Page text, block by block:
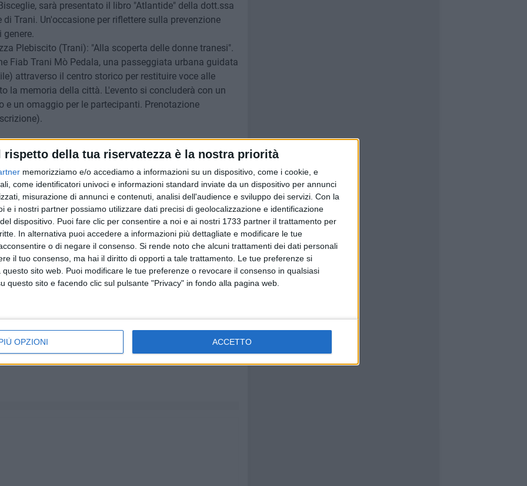
rispetto della tua riservatezza è la nostra priorità
memorizziamo e/o accediamo a informazioni su un dispositivo, come i cookie, e
come identificatori univoci e informazioni standard inviate da un dispositivo per annunci
misurazione di annunci e contenuti, analisi dell'audience e sviluppo dei servizi. Con la
e i nostri partner possiamo utilizzare dati precisi di geolocalizzazione e identificazione
dispositivo. Puoi fare clic per consentire a noi e ai nostri 1733 partner il trattamento per
In alternativa puoi accedere a informazioni più dettagliate e modificare le tue
o di negare il consenso. Si rende noto che alcuni trattamenti dei dati personali
il tuo consenso, ma hai il diritto di opporti a tale trattamento. Le tue preferenze si
sito web. Puoi modificare le tue preferenze o revocare il consenso in qualsiasi
questo sito e facendo clic sul pulsante "Privacy" in fondo alla pagina web.
OPZIONI ACCETTO
sarà presentato il libro "Atlantide" della dott.ssa
di Trani. Un'occasione per riflettere sulla prevenzione
Plebiscito (Trani): "Alla scoperta delle donne tranesi".
Fiab Trani Mò Pedala, una passeggiata urbana guidata
attraverso il centro storico per restituire voce alle
la memoria della città. L'evento si concluderà con un
un omaggio per le partecipanti. Prenotazione
scolastici di Trani e Bisceglie con il "Manifesto delle
coinvolti tra marzo e aprile gli studenti degli Istituti
e l'I.C. Rocca-Bovio-Palumbo-D'Annunzio. Educare
eradicare la cultura del possesso.
Don P. Uva – Battisti – Ferraris di Bisceglie
R.Monterisi – Bisceglie
Rocca – Bovio- Palumbo – D'Annunzio – Trani
la Biblioteca Comunale "Giovanni Bovio" di Trani con il
genere passa per l'indipendenza economica". Il
delle donne nei processi decisionali e
Interverranno un'economista, un'avvocata
dell'Ambito per analizzare le misure di contrasto alla
crediti formativi per Avvocati e Assistenti Sociali.